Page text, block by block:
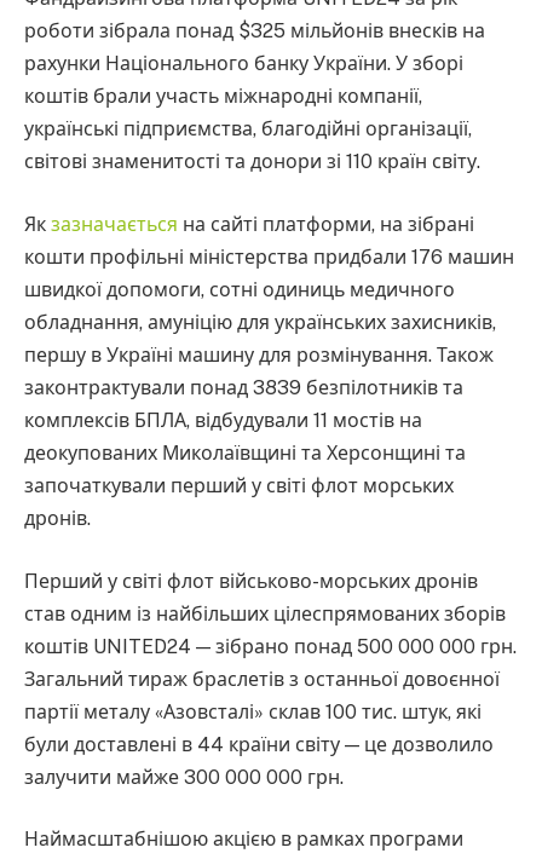
роботи зібрала понад $325 мільйонів внесків на
рахунки Національного банку України. У зборі
коштів брали участь міжнародні компанії,
українські підприємства, благодійні організації,
світові знаменитості та донори зі 110 країн світу.
Як зазначається на сайті платформи, на зібрані
кошти профільні міністерства придбали 176 машин
швидкої допомоги, сотні одиниць медичного
обладнання, амуніцію для українських захисників,
першу в Україні машину для розмінування. Також
законтрактували понад 3839 безпілотників та
комплексів БПЛА, відбудували 11 мостів на
деокупованих Миколаївщині та Херсонщині та
започаткували перший у світі флот морських
дронів.
Перший у світі флот військово-морських дронів
став одним із найбільших цілеспрямованих зборів
коштів UNITED24 — зібрано понад 500 000 000 грн.
Загальний тираж браслетів з останньої довоєнної
партії металу «Азовсталі» склав 100 тис. штук, які
були доставлені в 44 країни світу — це дозволило
залучити майже 300 000 000 грн.
Наймасштабнішою акцією в рамках програми